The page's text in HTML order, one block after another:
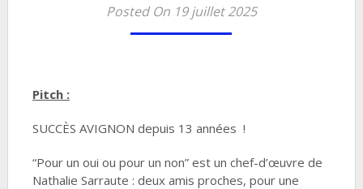
Posted On 19 juillet 2025
Pitch :
SUCCÈS AVIGNON depuis 13 années !
“Pour un oui ou pour un non” est un chef-d’œuvre de
Nathalie Sarraute : deux amis proches, pour une